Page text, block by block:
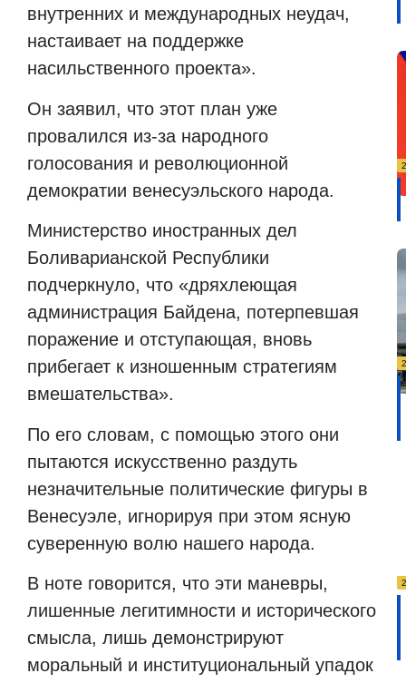
внутренних и международных неудач,
настаивает на поддержке
насильственного проекта».
Он заявил, что этот план уже
провалился из-за народного
голосования и революционной
демократии венесуэльского народа.
Министерство иностранных дел
Боливарианской Республики
подчеркнуло, что «дряхлеющая
администрация Байдена, потерпевшая
поражение и отступающая, вновь
прибегает к изношенным стратегиям
вмешательства».
По его словам, с помощью этого они
пытаются искусственно раздуть
незначительные политические фигуры в
Венесуэле, игнорируя при этом ясную
суверенную волю нашего народа.
В ноте говорится, что эти маневры,
лишенные легитимности и исторического
смысла, лишь демонстрируют
моральный и институциональный упадок